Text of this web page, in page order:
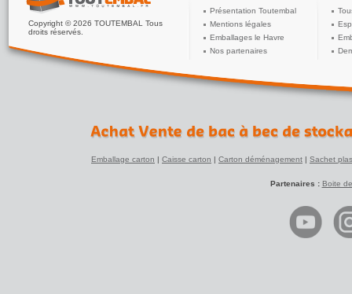
Copyright © 2026 TOUTEMBAL Tous
droits réservés.
Présentation Toutembal
Mentions légales
Emballages le Havre
Nos partenaires
Emballage carton | Caisse carton | Carton déménagement | Sachet
Partenaires : Boite